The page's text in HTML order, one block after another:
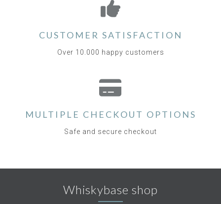
CUSTOMER SATISFACTION
Over 10.000 happy customers
MULTIPLE CHECKOUT OPTIONS
Safe and secure checkout
Whiskybase shop